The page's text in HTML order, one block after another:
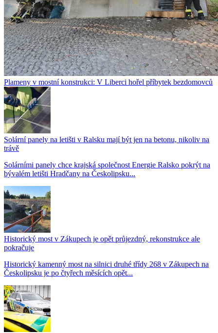
Plameny v mostní konstrukci: V Liberci hořel příbytek bezdomovců
Solární panely na letišti v Ralsku mají být jen na betonu, nikoliv na
trávě
Solárními panely chce krajská společnost Energie Ralsko pokrýt na
bývalém letišti Hradčany na Českolipsku...
Historický most v Zákupech je opět průjezdný, rekonstrukce ale
pokračuje
Historický kamenný most na silnici druhé třídy 268 v Zákupech na
Českolipsku je po čtyřech měsících opět...